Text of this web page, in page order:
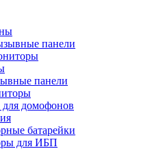
панели
панели
для домофонов
батарейки
для ИБП